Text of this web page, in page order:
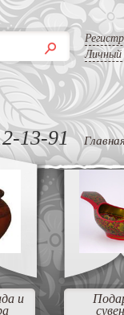
Личный
13-91
и